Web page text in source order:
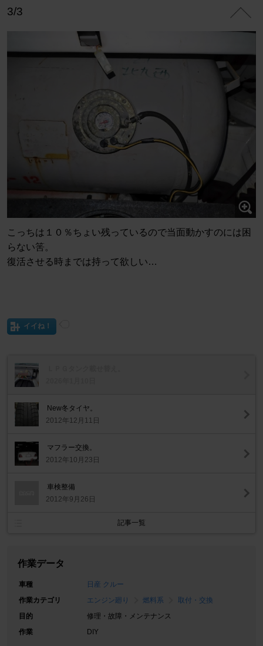
3/3
こっちは１０％ちょい残っているので当面動かすのには困
らない筈。
復活させる時までは持って欲しい…
イイね！
New冬タイヤ。
2012年12月11日
マフラー交換。
2012年10月23日
車検整備
2012年9月26日
記事一覧
作業データ
車種
日産 クルー
作業カテゴリ
エンジン廻り 燃料系
取付・交換
目的
修理・故障・メンテナンス
作業
DIY